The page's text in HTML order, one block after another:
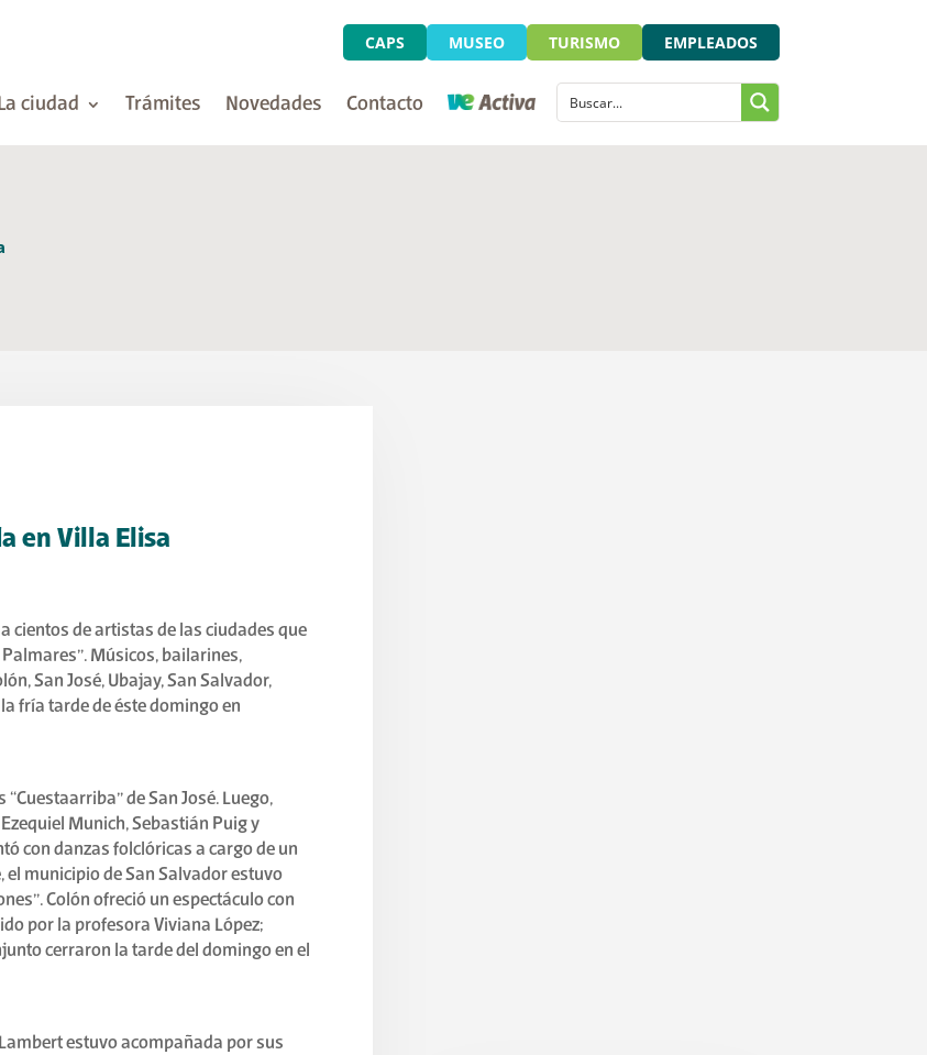
CAPS MUSEO TURISMO EMPLEADOS
ciudad Trámites Novedades Contacto
en Villa Elisa
cientos de artistas de las ciudades que
Músicos, bailarines,
San José, Ubajay, San Salvador,
fría tarde de éste domingo en
de San José. Luego,
Munich, Sebastián Puig y
con danzas folclóricas a cargo de un
municipio de San Salvador estuvo
Colón ofreció un espectáculo con
por la profesora Viviana López;
cerraron la tarde del domingo en el
estuvo acompañada por sus